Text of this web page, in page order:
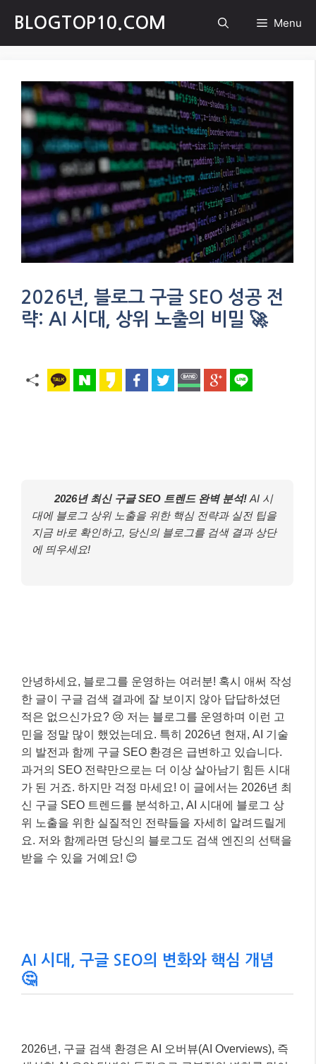
content
BLOGTOP10.COM Menu
2026년, 블로그 구글 SEO 성공 전
략: AI 시대, 상위 노출의 비밀 🚀
2026년 최신 구글 SEO 트렌드 완벽 분석! AI 시
대에 블로그 상위 노출을 위한 핵심 전략과 실전 팁을
지금 바로 확인하고, 당신의 블로그를 검색 결과 상단
에 띄우세요!
안녕하세요, 블로그를 운영하는 여러분! 혹시 애써 작성
한 글이 구글 검색 결과에 잘 보이지 않아 답답하셨던
적은 없으신가요? 😢 저는 블로그를 운영하며 이런 고
민을 정말 많이 했었는데요. 특히 2026년 현재, AI 기술
의 발전과 함께 구글 SEO 환경은 급변하고 있습니다.
과거의 SEO 전략만으로는 더 이상 살아남기 힘든 시대
가 된 거죠. 하지만 걱정 마세요! 이 글에서는 2026년 최
신 구글 SEO 트렌드를 분석하고, AI 시대에 블로그 상
위 노출을 위한 실질적인 전략들을 자세히 알려드릴게
요. 저와 함께라면 당신의 블로그도 검색 엔진의 선택을
받을 수 있을 거예요! 😊
AI 시대, 구글 SEO의 변화와 핵심 개념
🤔
2026년, 구글 검색 환경은 AI 오버뷰(AI Overviews), 즉